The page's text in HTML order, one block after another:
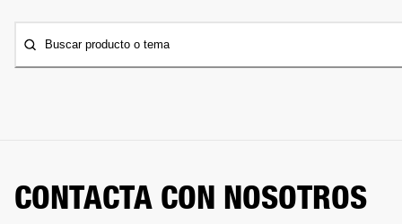
Buscar producto o tema
CONTACTA CON NOSOTROS